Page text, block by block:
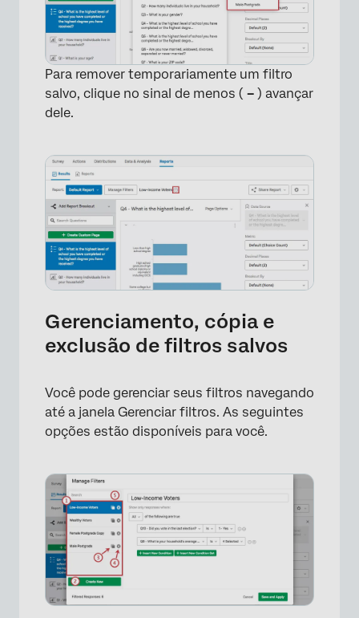
×
Para remover temporariamente um filtro
salvo, clique no sinal de menos ( – ) avançar
dele.
Gerenciamento, cópia e
exclusão de filtros salvos
Você pode gerenciar seus filtros navegando
até a janela Gerenciar filtros. As seguintes
opções estão disponíveis para você.